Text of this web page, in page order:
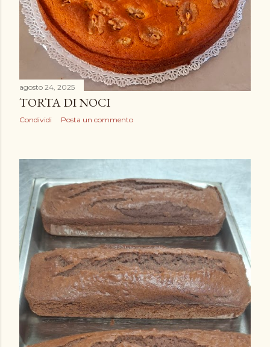
agosto 24, 2025
TORTA DI NOCI
Condividi Posta un commento